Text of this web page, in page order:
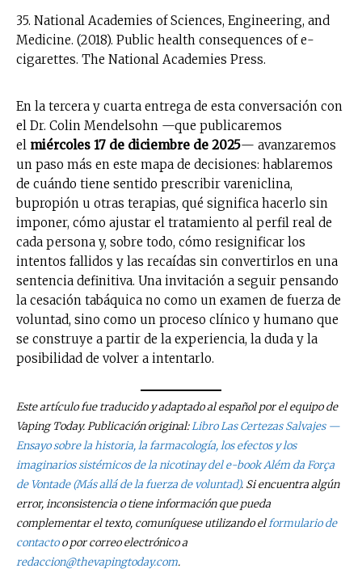
35. National Academies of Sciences, Engineering, and
Medicine. (2018). Public health consequences of e-
cigarettes. The National Academies Press.
En la tercera y cuarta entrega de esta conversación con
el Dr. Colin Mendelsohn —que publicaremos
el miércoles 17 de diciembre de 2025— avanzaremos
un paso más en este mapa de decisiones: hablaremos
de cuándo tiene sentido prescribir vareniclina,
bupropión u otras terapias, qué significa hacerlo sin
imponer, cómo ajustar el tratamiento al perfil real de
cada persona y, sobre todo, cómo resignificar los
intentos fallidos y las recaídas sin convertirlos en una
sentencia definitiva. Una invitación a seguir pensando
la cesación tabáquica no como un examen de fuerza de
voluntad, sino como un proceso clínico y humano que
se construye a partir de la experiencia, la duda y la
posibilidad de volver a intentarlo.
Este artículo fue traducido y adaptado al español por el equipo de
Vaping Today. Publicación original:LibroLas Certezas Salvajes —
Ensayo sobre la historia, la farmacología, los efectos y los
imaginarios sistémicos de la nicotinay del e-bookAlém da Força
de Vontade (Más allá de la fuerza de voluntad). Si encuentra algún
error, inconsistencia o tiene información que pueda
complementar el texto, comuníquese utilizando elformulario de
contactoo por correo electrónico a
redaccion@thevapingtoday.com.